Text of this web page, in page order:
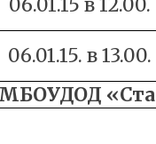
06.01.15 в 12.00.
06.01.15. в 13.00.
МБОУДОД